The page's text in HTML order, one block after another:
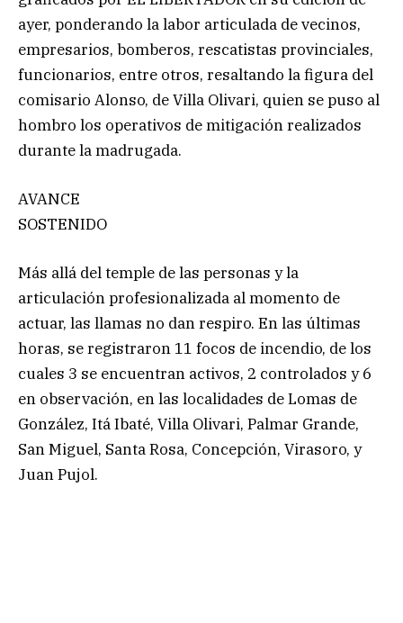
ayer, ponderando la labor articulada de vecinos,
empresarios, bomberos, rescatistas provinciales,
funcionarios, entre otros, resaltando la figura del
comisario Alonso, de Villa Olivari, quien se puso al
hombro los operativos de mitigación realizados
durante la madrugada.
AVANCE
SOSTENIDO
Más allá del temple de las personas y la
articulación profesionalizada al momento de
actuar, las llamas no dan respiro. En las últimas
horas, se registraron 11 focos de incendio, de los
cuales 3 se encuentran activos, 2 controlados y 6
en observación, en las localidades de Lomas de
González, Itá Ibaté, Villa Olivari, Palmar Grande,
San Miguel, Santa Rosa, Concepción, Virasoro, y
Juan Pujol.